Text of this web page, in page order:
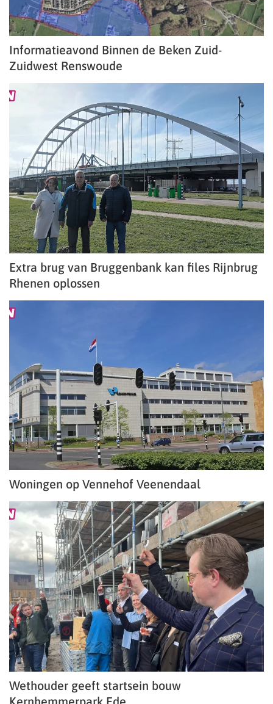
Informatieavond Binnen de Beken Zuid-
Zuidwest Renswoude
Extra brug van Bruggenbank kan files Rijnbrug
Rhenen oplossen
Woningen op Vennehof Veenendaal
Wethouder geeft startsein bouw